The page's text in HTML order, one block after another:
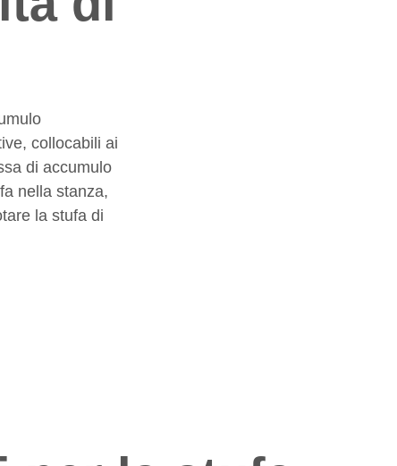
collocabili ai
di accumulo
nella stanza,
la stufa di